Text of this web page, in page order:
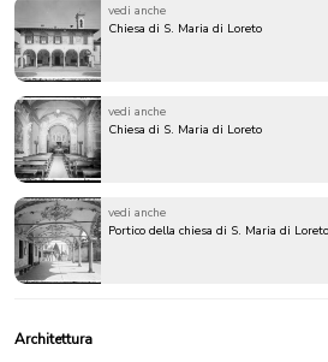
vedi anche
Chiesa di S. Maria di Loreto
vedi anche
Chiesa di S. Maria di Loreto
vedi anche
Portico della chiesa di S. Maria di Loreto
Architettura